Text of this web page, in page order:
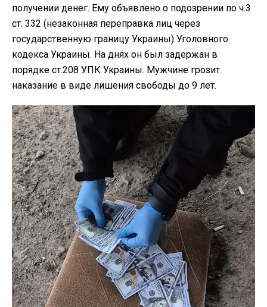
получении денег. Ему объявлено о подозрении по ч.3
ст. 332 (незаконная переправка лиц через
государственную границу Украины) Уголовного
кодекса Украины. На днях он был задержан в
порядке ст.208 УПК Украины. Мужчине грозит
наказание в виде лишения свободы до 9 лет.